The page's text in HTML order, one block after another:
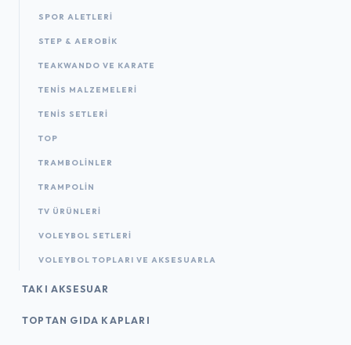
SPOR ALETLERI
STEP & AEROBIK
TEAKWANDO VE KARATE
TENIS MALZEMELERI
TENIS SETLERI
TOP
TRAMBOLINLER
TRAMPOLIN
TV ÜRÜNLERI
VOLEYBOL SETLERI
VOLEYBOL TOPLARI VE AKSESUARLA
TAKI AKSESUAR
TOPTAN GIDA KAPLARI